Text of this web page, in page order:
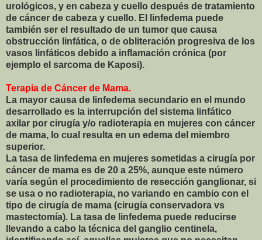
urológicos, y en cabeza y cuello después de tratamiento
de cáncer de cabeza y cuello. El linfedema puede
también ser el resultado de un tumor que causa
obstrucción linfática, o de obliteración progresiva de los
vasos linfáticos debido a inflamación crónica (por
ejemplo el sarcoma de Kaposi).
Terapia de Cáncer de Mama.
La mayor causa de linfedema secundario en el mundo
desarrollado es la interrupción del sistema linfático
axilar por cirugía y/o radioterapia en mujeres con cáncer
de mama, lo cual resulta en un edema del miembro
superior.
La tasa de linfedema en mujeres sometidas a cirugía por
cáncer de mama es de 20 a 25%, aunque este número
varía según el procedimiento de resección ganglionar, si
se usa o no radioterapia, no variando en cambio con el
tipo de cirugía de mama (cirugía conservadora vs
mastectomía). La tasa de linfedema puede reducirse
llevando a cabo la técnica del ganglio centinela,